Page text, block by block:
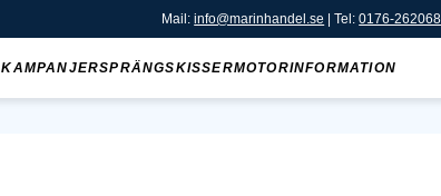
Mail:info@marinhandel.se | Tel:0176-262068
KAMPANJERSPRÄNGSKISSERMOTORINFORMATION